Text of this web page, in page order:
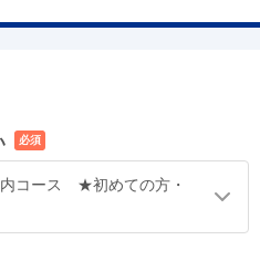
必須
内コース ★初めての方・